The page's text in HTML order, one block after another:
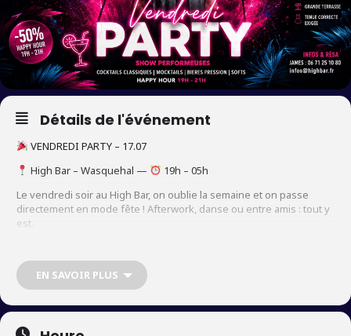
Détails de l'événement
VENDREDI PARTY – 17.07
High Bar – Wasquehal —
19h – 05h
Le vendredi soir au High Bar, on oublie la semaine et on passe
directement en mode fête ! Afterwork, danse ou entre amis : tout y
est.
festifs et sons club jusqu’à 05h.
long de la nuit.
bières pression.
EN SAVOIR PLUS